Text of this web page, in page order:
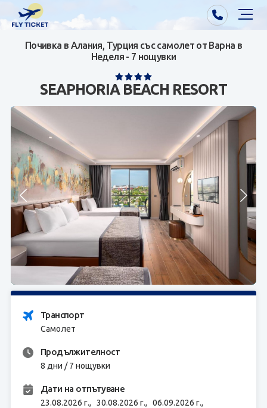
Почивки от Варна
Почивки от София/Пловдив/Бургас
Самолетни билети
Визи
Контакти
За нас
ЗАПИТВАНЕ
Почивка в Алания, Турция със самолет от Варна в
Неделя - 7 нощувки
SEAPHORIA BEACH RESORT
Транспорт
Самолет
Продължителност
8 дни / 7 нощувки
Дати на отпътуване
23.08.2026 г., 30.08.2026 г., 06.09.2026 г.,